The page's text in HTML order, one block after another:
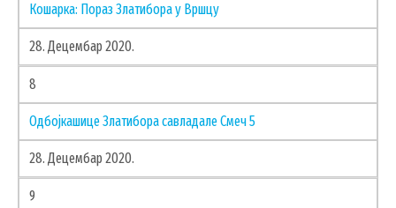
ДОКУМЕНТА
КОНТАКТИ
Кошарка: Пораз Златибора у Вршцу
28. Децембар 2020.
8
Одбојкашице Златибора савладале Смеч 5
28. Децембар 2020.
9